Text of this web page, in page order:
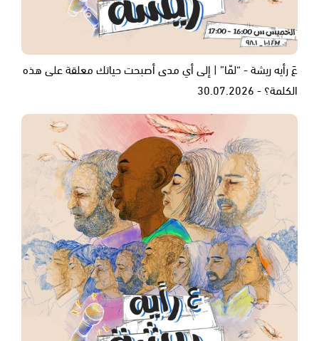
عَ رأيه ريشة - “لمّا” | إلى أي مدى أصبحت حياتك معلقة على هذه
الكلمة؟ - 30.07.2026